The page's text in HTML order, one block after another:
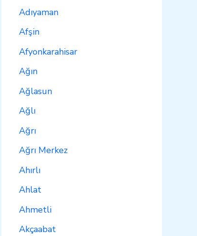
Adıyaman
Afşin
Afyonkarahisar
Ağın
Ağlasun
Ağlı
Ağrı
Ağrı Merkez
Ahırlı
Ahlat
Ahmetli
Akçaabat